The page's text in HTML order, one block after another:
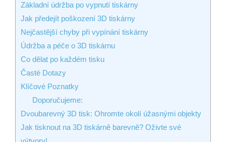
Základní údržba po vypnutí tiskárny
Jak předejít poškození 3D tiskárny
Nejčastější chyby při vypínání tiskárny
Údržba a péče o 3D tiskárnu
Co dělat po každém tisku
Časté Dotazy
Klíčové Poznatky
Doporučujeme:
Dvoubarevný 3D tisk: Ohromte okolí úžasnými objekty
Jak tisknout na 3D tiskárně barevně? Oživte své